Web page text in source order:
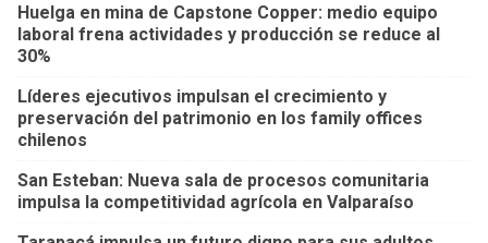
Huelga en mina de Capstone Copper: medio equipo
laboral frena actividades y producción se reduce al
30%
Líderes ejecutivos impulsan el crecimiento y
preservación del patrimonio en los family offices
chilenos
San Esteban: Nueva sala de procesos comunitaria
impulsa la competitividad agrícola en Valparaíso